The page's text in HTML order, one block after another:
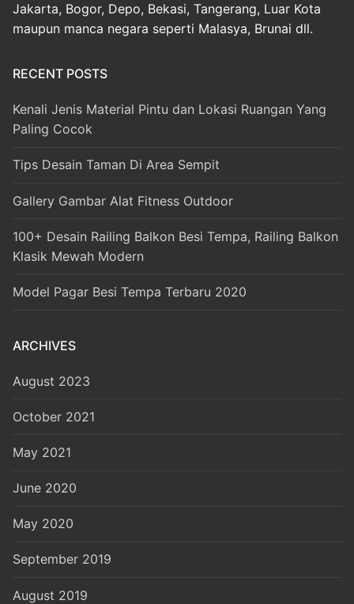
Jakarta, Bogor, Depo, Bekasi, Tangerang, Luar Kota
maupun manca negara seperti Malasya, Brunai dll.
RECENT POSTS
Kenali Jenis Material Pintu dan Lokasi Ruangan Yang
Paling Cocok
Tips Desain Taman Di Area Sempit
Gallery Gambar Alat Fitness Outdoor
100+ Desain Railing Balkon Besi Tempa, Railing Balkon
Klasik Mewah Modern
Model Pagar Besi Tempa Terbaru 2020
ARCHIVES
August 2023
October 2021
May 2021
June 2020
May 2020
September 2019
August 2019